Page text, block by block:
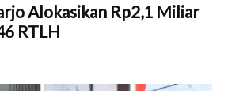
Alokasikan Rp2,1 Miliar
RTLH